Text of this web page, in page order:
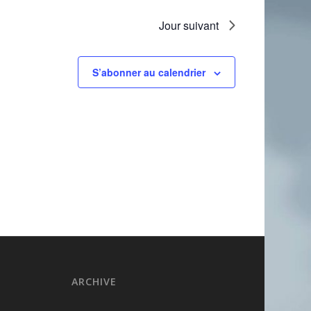
Jour suivant
S’abonner au calendrier
ARCHIVE